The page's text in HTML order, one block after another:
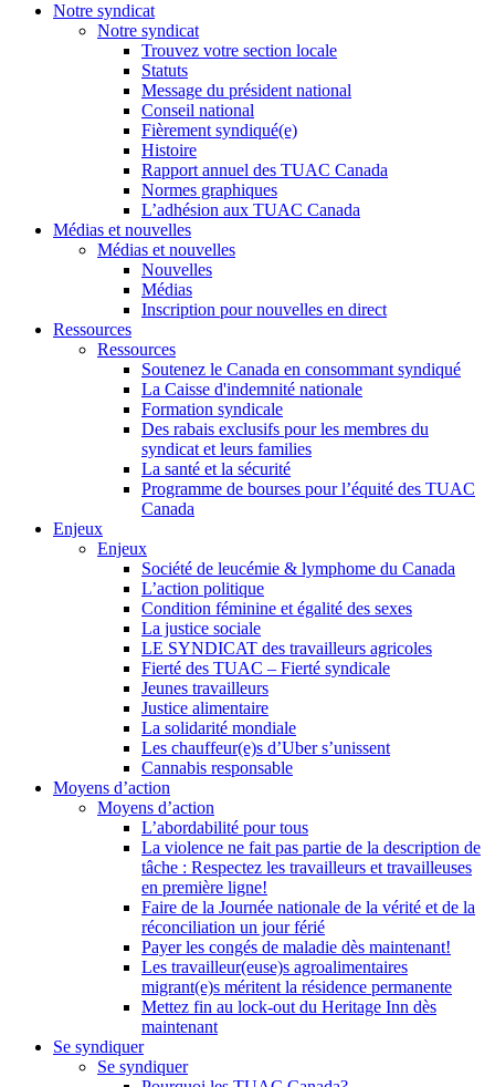
Notre syndicat
Notre syndicat
Trouvez votre section locale
Statuts
Message du président national
Conseil national
Fièrement syndiqué(e)
Histoire
Rapport annuel des TUAC Canada
Normes graphiques
L’adhésion aux TUAC Canada
Médias et nouvelles
Médias et nouvelles
Nouvelles
Médias
Inscription pour nouvelles en direct
Ressources
Ressources
Soutenez le Canada en consommant syndiqué
La Caisse d'indemnité nationale
Formation syndicale
Des rabais exclusifs pour les membres du
syndicat et leurs families
La santé et la sécurité
Programme de bourses pour l’équité des TUAC
Canada
Enjeux
Enjeux
Société de leucémie & lymphome du Canada
L’action politique
Condition féminine et égalité des sexes
La justice sociale
LE SYNDICAT des travailleurs agricoles
Fierté des TUAC – Fierté syndicale
Jeunes travailleurs
Justice alimentaire
La solidarité mondiale
Les chauffeur(e)s d’Uber s’unissent
Cannabis responsable
Moyens d’action
Moyens d’action
L’abordabilité pour tous
La violence ne fait pas partie de la description de
tâche : Respectez les travailleurs et travailleuses
en première ligne!
Faire de la Journée nationale de la vérité et de la
réconciliation un jour férié
Payer les congés de maladie dès maintenant!
Les travailleur(euse)s agroalimentaires
migrant(e)s méritent la résidence permanente
Mettez fin au lock-out du Heritage Inn dès
maintenant
Se syndiquer
Se syndiquer